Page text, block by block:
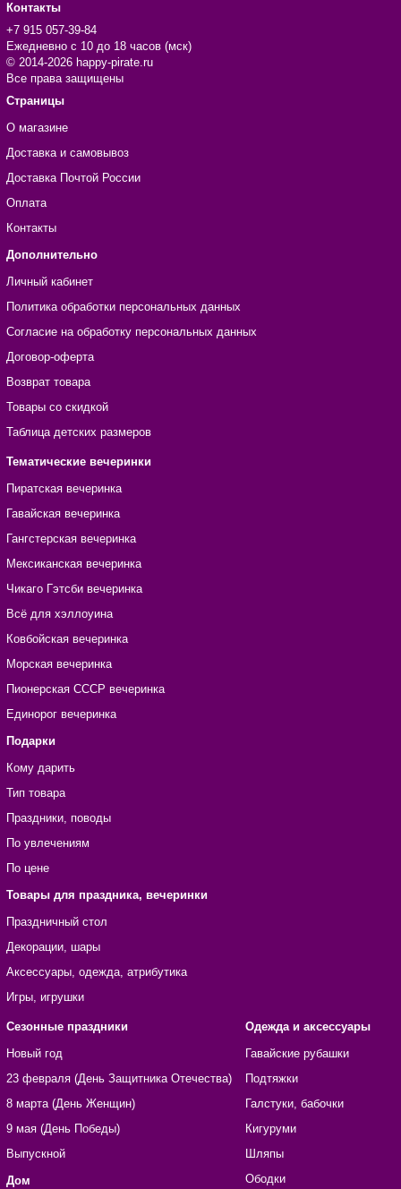
Контакты
+7 915 057-39-84
Ежедневно с 10 до 18 часов (мск)
© 2014-2026 happy-pirate.ru
Все права защищены
Страницы
О магазине
Доставка и самовывоз
Доставка Почтой России
Оплата
Контакты
Дополнительно
Личный кабинет
Политика обработки персональных данных
Согласие на обработку персональных данных
Договор-оферта
Возврат товара
Товары со скидкой
Таблица детских размеров
Тематические вечеринки
Пиратская вечеринка
Гавайская вечеринка
Гангстерская вечеринка
Мексиканская вечеринка
Чикаго Гэтсби вечеринка
Всё для хэллоуина
Ковбойская вечеринка
Морская вечеринка
Пионерская СССР вечеринка
Единорог вечеринка
Подарки
Кому дарить
Тип товара
Праздники, поводы
По увлечениям
По цене
Товары для праздника, вечеринки
Праздничный стол
Декорации, шары
Аксессуары, одежда, атрибутика
Игры, игрушки
Сезонные праздники
Новый год
23 февраля (День Защитника Отечества)
8 марта (День Женщин)
9 мая (День Победы)
Выпускной
Дом
Одежда и аксессуары
Гавайские рубашки
Подтяжки
Галстуки, бабочки
Кигуруми
Шляпы
Ободки